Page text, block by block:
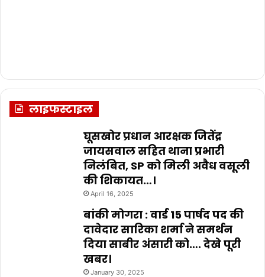
लाइफस्टाइल
घूसखोर प्रधान आरक्षक जितेंद्र
जायसवाल सहित थाना प्रभारी
निलंबित, SP को मिली अवैध वसूली
की शिकायत…।
April 16, 2025
बांकी मोगरा : वार्ड 15 पार्षद पद की
दावेदार सारिका शर्मा ने समर्थन
दिया साबीर अंसारी को…. देखे पूरी
खबर।
January 30, 2025